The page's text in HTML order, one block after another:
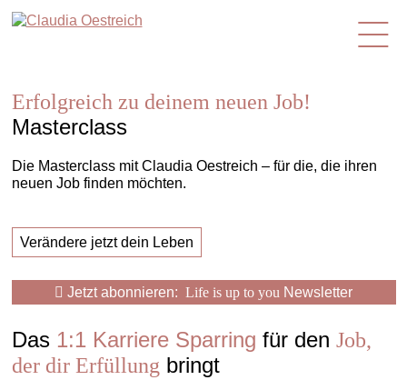
de
Erfolgreich zu deinem neuen Job!
Masterclass
Die Masterclass mit Claudia Oestreich – für die, die ihren
neuen Job finden möchten.
Verändere jetzt dein Leben
Jetzt abonnieren: Life is up to you Newsletter
Das 1:1 Karriere Sparring für den Job,
der dir Erfüllung bringt